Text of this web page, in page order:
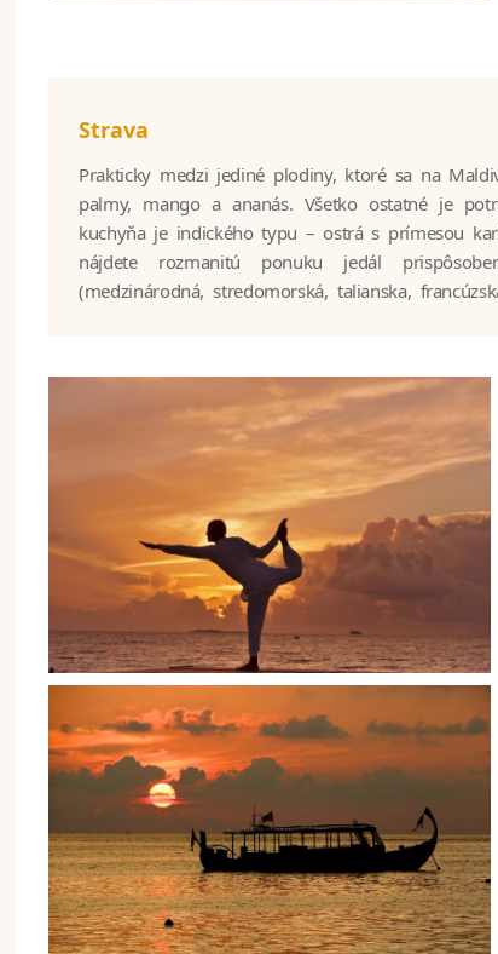
Strava
Prakticky medzi jediné plodiny, ktoré sa na
palmy, mango a ananás. Všetko ostatné je
kuchyňa je indického typu – ostrá s prímesou
nájdete rozmanitú ponuku jedál
(medzinárodná, stredomorská, talianska,
väčšine stredísk sa strava podáva formou
najluxusnejších rezortoch sú však obedy a
s výberom z viacerých jedál. Jedlá sú kvalitné a